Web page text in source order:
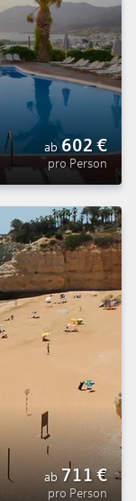
ab 602 €
pro Person
ab 711€
pro Person